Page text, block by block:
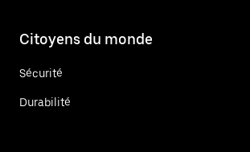
Citoyens du monde
Sécurité
Durabilité